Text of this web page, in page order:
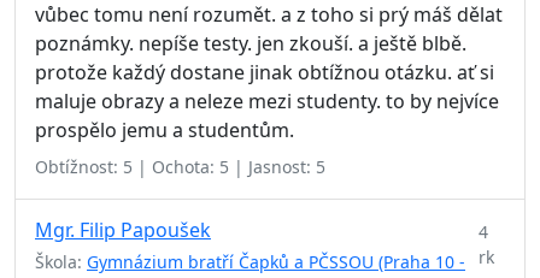
vůbec tomu není rozumět. a z toho si prý máš dělat
poznámky. nepíše testy. jen zkouší. a ještě blbě.
protože každý dostane jinak obtížnou otázku. ať si
maluje obrazy a neleze mezi studenty. to by nejvíce
prospělo jemu a studentům.
Obtížnost: 5 | Ochota: 5 | Jasnost: 5
Mgr. Filip Papoušek
Škola: Gymnázium bratří Čapků a PČSSOU (Praha 10 -
4
rk